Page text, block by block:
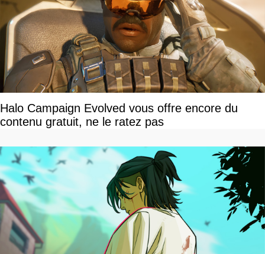
Halo Campaign Evolved vous offre encore du
contenu gratuit, ne le ratez pas